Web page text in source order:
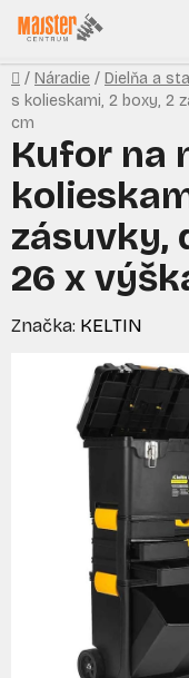
Prejsť
na
obsah
Domov
/ Náradie / Dielňa a
s kolieskami, 2 boxy, 2
cm
Kufor na
zásuvky,
26 x
Značka: KELTIN